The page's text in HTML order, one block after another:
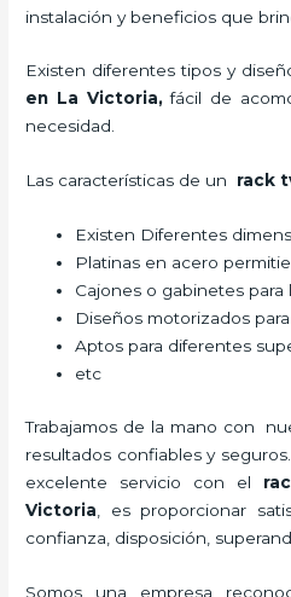
instalación y beneficios que
Existen diferentes tipos y
en La Victoria,fácil de
necesidad.
Las características de un rack
Existen Diferentes
Platinas en acero
Cajones o gabinetes
Diseños motorizados
Aptos para diferentes
etc
Trabajamos de la mano con
resultados confiables y
excelente servicio con el
Victoria , es proporcionar
confianza, disposición,
Somos una empresa